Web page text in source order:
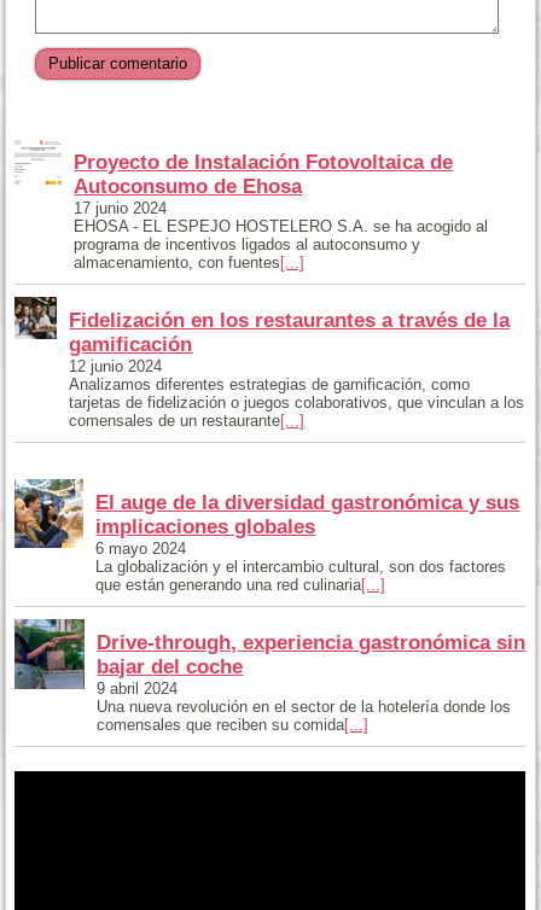
Proyecto de Instalación Fotovoltaica de
Autoconsumo de Ehosa
17 junio 2024
EHOSA - EL ESPEJO HOSTELERO S.A. se ha acogido al
programa de incentivos ligados al autoconsumo y
almacenamiento, con fuentes[...]
Fidelización en los restaurantes a través de la
gamificación
12 junio 2024
Analizamos diferentes estrategias de gamificación, como
tarjetas de fidelización o juegos colaborativos, que vinculan a los
comensales de un restaurante[...]
El auge de la diversidad gastronómica y sus
implicaciones globales
6 mayo 2024
La globalización y el intercambio cultural, son dos factores
que están generando una red culinaria[...]
Drive-through, experiencia gastronómica sin
bajar del coche
9 abril 2024
Una nueva revolución en el sector de la hotelería donde los
comensales que reciben su comida[...]